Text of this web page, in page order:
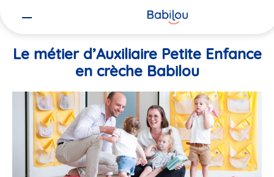
Le métier d’Auxiliaire Petite Enfance
en crèche Babilou